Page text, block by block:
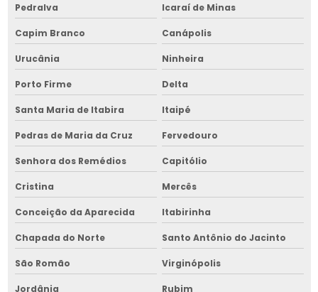
Secador de grãos elétrico em bahia
Secador de grãos industrial
Secador de grãos industrial em bahia
Secador de grãos de pequeno porte
Secador de grãos de pequeno porte em bahia
Secador de grãos preço
Secador de grãos a venda
Secador de grãos a venda em bahia
Pedralva Icaraí de Minas
Capim Branco Canápolis
Urucânia Ninheira
Porto Firme Delta
Santa Maria de Itabira Itaipé
Pedras de Maria da Cruz Fervedouro
Senhora dos Remédios Capitólio
Cristina Mercês
Conceição da Aparecida Itabirinha
Chapada do Norte Santo Antônio do Jacinto
São Romão Virginópolis
Jordânia Rubim